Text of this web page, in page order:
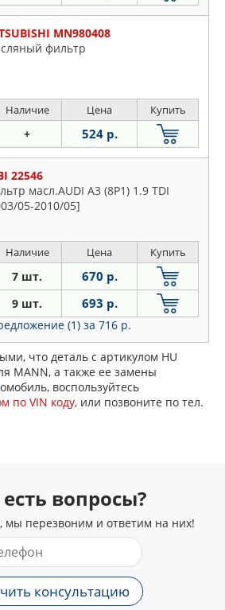
MN980408
фильтр
Наличие Цена Купить
+ 524 р.
22546
масл.AUDI A3 (8P1) 1.9 TDI
05-2010/05]
Наличие Цена Купить
7 шт. 670 р.
9 шт. 693 р.
(1) за 716 р.
что деталь с артикулом HU
MANN, а также ее замены
воспользуйтесь
по VIN коду, или позвоните по тел.
вопросы?
мы перезвоним и ответим на них!
консультацию